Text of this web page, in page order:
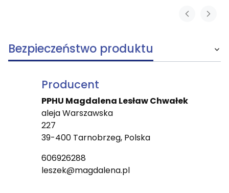
Bezpieczeństwo produktu
Producent
PPHU Magdalena Lesław Chwałek
aleja Warszawska
227
39-400 Tarnobrzeg, Polska
606926288
leszek@magdalena.pl